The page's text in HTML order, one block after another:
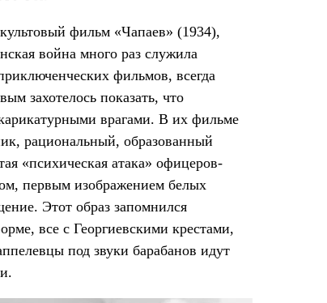
фильм «Чапаев» (1934),
война много раз служила
фильмов, всегда
захотелось показать, что
врагами. В их фильме
рациональный, образованный
«психическая атака» офицеров-
первым изображением белых
Этот образ запомнился
все с Георгиевскими крестами,
под звуки барабанов идут